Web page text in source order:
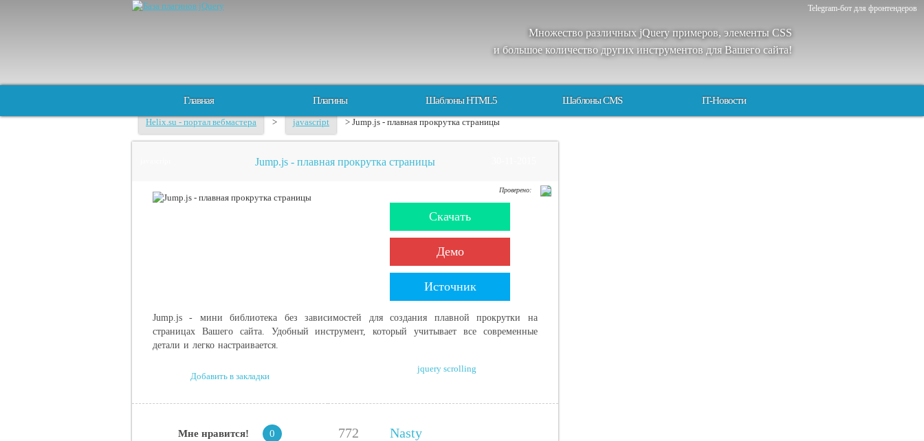
Telegram-бот для фронтендеров
Множество различных jQuery примеров, элементы CSS
и большое количество других инструментов для Вашего сайта!
Главная Плагины Шаблоны HTML5 Шаблоны CMS IT-Новости
Helix.su - портал вебмастера > javascript > Jump.js - плавная прокрутка страницы
Jump.js - плавная прокрутка страницы
Проверено:
Скачать
Демо
Источник
Jump.js - мини библиотека без зависимостей для создания плавной прокрутки на
страницах Вашего сайта. Удобный инструмент, который учитывает все современные
детали и легко настраивается.
Добавить в закладки
jquery scrolling
Мне нравится! 0 772 Nasty